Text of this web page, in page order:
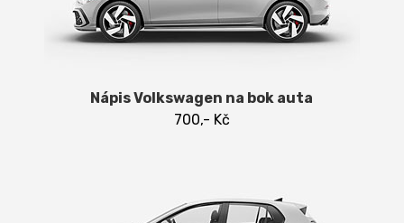
Nápis Volkswagen na bok auta
700,- Kč